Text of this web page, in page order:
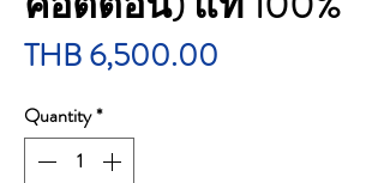
THB 6,500.00
Quantity*